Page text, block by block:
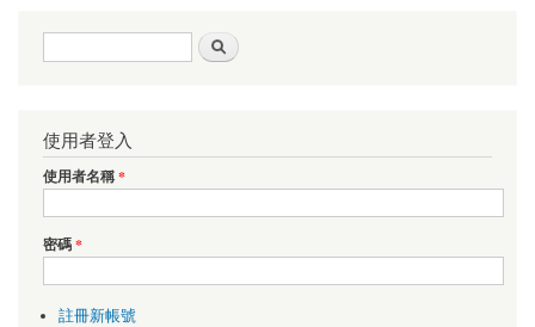
搜尋表單
使用者登入
使用者名稱*
密碼*
註冊新帳號